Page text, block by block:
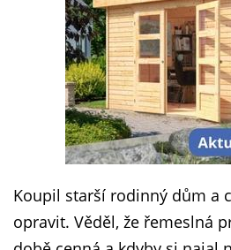
Koupil starší rodinný dům a
opravit. Věděl, že řemeslná